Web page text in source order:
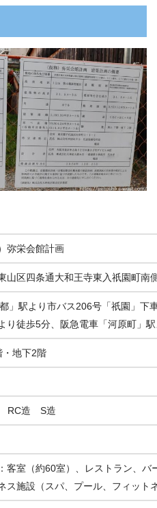
弥栄会館計画
山区四条通大和王寺東入祇園町
」駅より市バス206号「祇園」下
り徒歩5分、阪急電車「河原町」
・地下2階
RC造 S造
客室（約60室）、レストラン、バ
ス施設（スパ、プール、フィット